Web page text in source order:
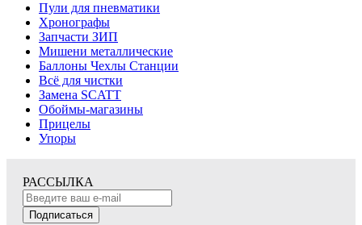
Пули для пневматики
Хронографы
Запчасти ЗИП
Мишени металлические
Баллоны Чехлы Станции
Всё для чистки
Замена SCATT
Обоймы-магазины
Прицелы
Упоры
РАССЫЛКА
Подписаться